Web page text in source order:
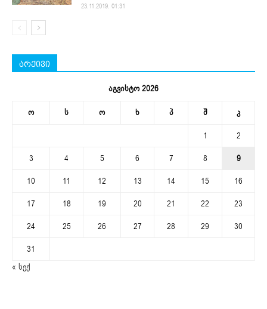
23.11.2019. 01:31
არქივი
აგვისტო 2026
ო ს ო ხ პ შ კ
1
2
3
4 5 6 7 8
9
10
11 12 13 14 15
16
17
18 19 20 21 22
23
24
25 26 27 28 29
30
31
« სექ